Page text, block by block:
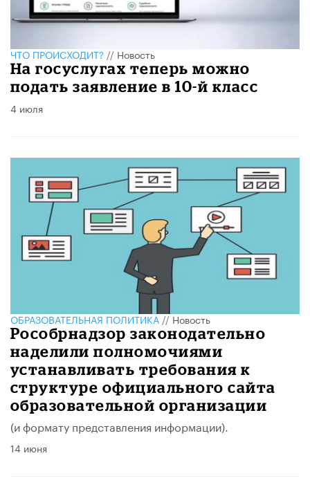
ЧТО ПРОИСХОДИТ? // Новость
На госуслугах теперь можно
подать заявление в 10-й класс
4 июля
ОБРАЗОВАТЕЛЬНАЯ ПОЛИТИКА//Новость
Рособрнадзор законодательно
наделили полномочиями
устанавливать требования к
структуре официального сайта
образовательной организации
(и формату представления информации).
14 июня